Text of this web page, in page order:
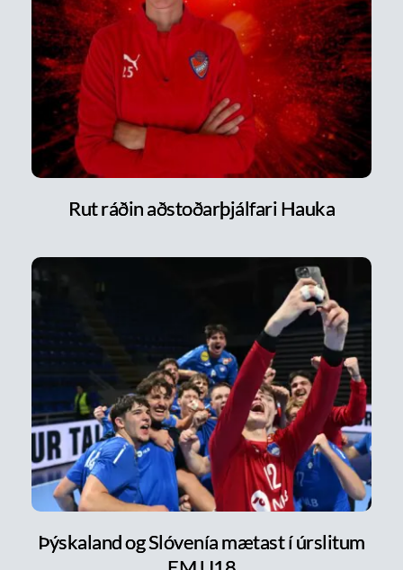
Rut ráðin aðstoðarþjálfari Hauka
Þýskaland og Slóvenía mætast í úrslitum